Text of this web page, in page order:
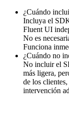
¿Cuándo
Incluya el
Fluent UI
No es
Funciona
¿Cuándo no
No incluir el
más ligera,
de los
intervención